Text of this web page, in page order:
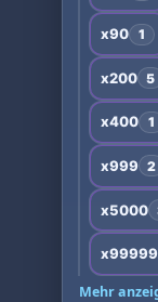
x90 1
x200 5
x400 1
x999 2
x5000
x99999
Mehr